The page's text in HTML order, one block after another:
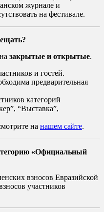
журнале и
на фестивале.
закрытые и открытые.
и гостей.
предварительная
категорий
“Выставка”,
на нашем сайте.
«Официальный
взносов Евразийской
участников